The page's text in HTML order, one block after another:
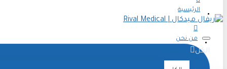
الرئيسية
من نحن
الكل